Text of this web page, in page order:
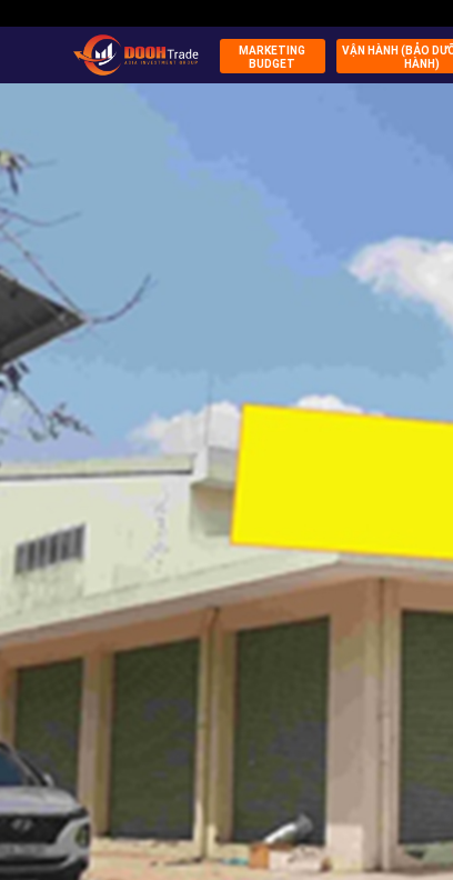
MARKETING
BUDGET
VẬN HÀNH (BẢO
HÀNH)